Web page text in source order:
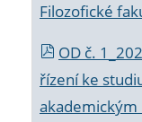
Filozofické
OD č.
řízení ke